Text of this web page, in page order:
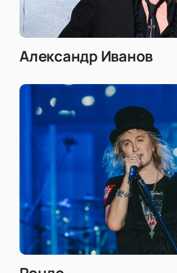
Александр Иванов